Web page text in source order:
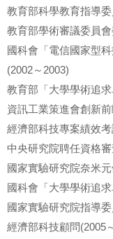
教育部科學教育指導
教育部學術審議委員
國科會「電信國家型
(2002～2003)
教育部「大學學術追
資訊工業策進會創新
經濟部科技專案績效
中央研究院聘任資格
國家實驗研究院奈米
國科會「大學學術追
國家實驗研究院指導
經濟部科技顧問(2005